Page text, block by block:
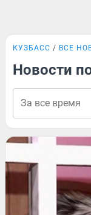
КУЗБАСС ВСЕ
Новости